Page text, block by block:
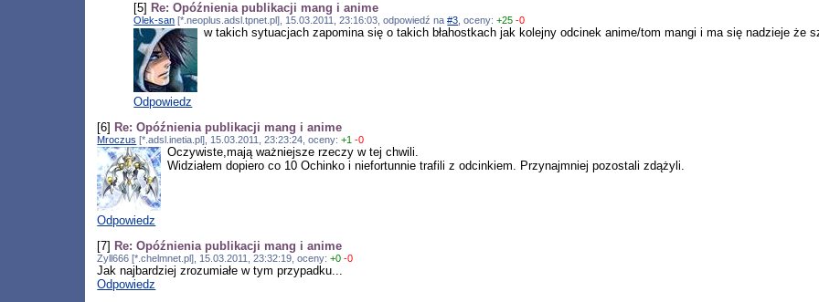
[5] Re: Opóźnienia publikacji mang i anime
Olek-san [*.neoplus.adsl.tpnet.pl], 15.03.2011, 23:16:03, odpowiedź na#3 , oceny:+25 -0
w takich sytuacjach zapomina się o takich błahostkach jak kolejny odcinek anime/tom mangi i ma się nadzieje że
Odpowiedz
[6] Re: Opóźnienia publikacji mang i anime
Mroczus [*.adsl.inetia.pl], 15.03.2011, 23:23:24, oceny:+1 -0
Oczywiste,mają ważniejsze rzeczy w tej chwili.
Widziałem dopiero co 10 Ochinko i niefortunnie trafili z odcinkiem. Przynajmniej pozostali zdążyli.
Odpowiedz
[7] Re: Opóźnienia publikacji mang i anime
Zyll666 [*.chelmnet.pl], 15.03.2011, 23:32:19, oceny:+0 -0
Jak najbardziej zrozumiałe w tym przypadku...
Odpowiedz